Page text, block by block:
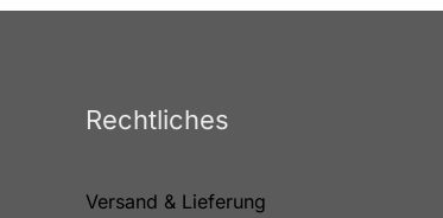
Rechtliches
Versand & Lieferung